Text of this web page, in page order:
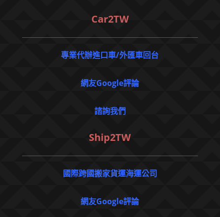
Car2TW
專業代辦進口車/外匯車回台
網友Google評論
諮詢我們
Ship2TW
國際跨國搬家貨運海運公司
網友Google評論